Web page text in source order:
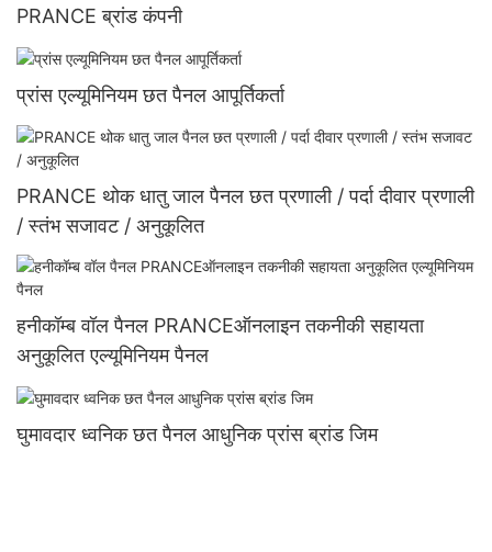
PRANCE ब्रांड कंपनी
प्रांस एल्यूमिनियम छत पैनल आपूर्तिकर्ता
PRANCE थोक धातु जाल पैनल छत प्रणाली / पर्दा दीवार प्रणाली
/ स्तंभ सजावट / अनुकूलित
हनीकॉम्ब वॉल पैनल PRANCEऑनलाइन तकनीकी सहायता
अनुकूलित एल्यूमिनियम पैनल
घुमावदार ध्वनिक छत पैनल आधुनिक प्रांस ब्रांड जिम